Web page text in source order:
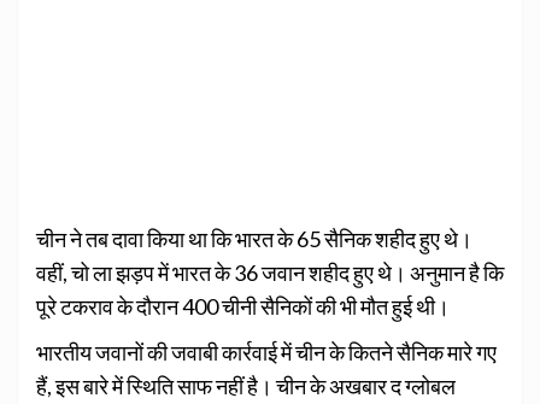
चीन ने तब दावा किया था कि भारत के 65 सैनिक शहीद हुए थे।
वहीं, चो ला झड़प में भारत के 36 जवान शहीद हुए थे। अनुमान है कि
पूरे टकराव के दौरान 400 चीनी सैनिकों की भी मौत हुई थी।
भारतीय जवानों की जवाबी कार्रवाई में चीन के कितने सैनिक मारे गए
हैं, इस बारे में स्थिति साफ नहीं है। चीन के अखबार द ग्लोबल